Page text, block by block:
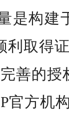
是构建
利取得
善的授
官方机